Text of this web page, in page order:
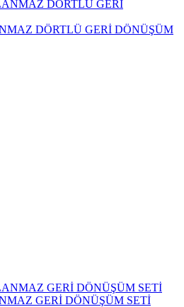
DÖRTLÜ GERİ DÖNÜŞÜM
GERİ DÖNÜŞÜM SETİ